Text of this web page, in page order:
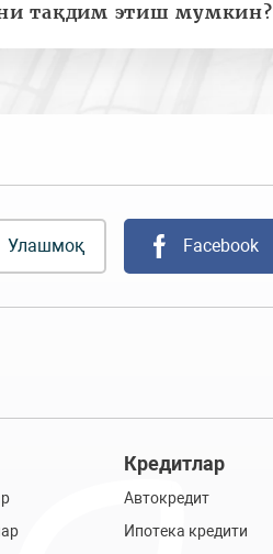
тақдим этиш мумкин?
Улашмоқ Facebook
Кредитлар
Автокредит
Ипотека кредити